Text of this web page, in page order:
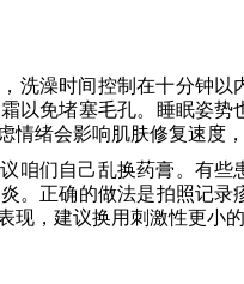
洗澡时间控制在十分钟以
以免堵塞毛孔。睡眠姿
情绪会影响肌肤修复速度
咱们自己乱换药膏。有
。正确的做法是拍照记
现，建议换用刺激性更小